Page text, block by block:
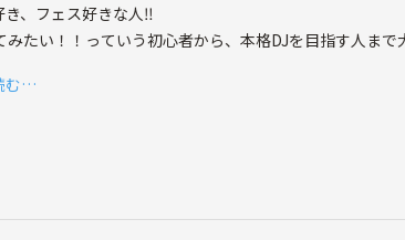
よろしくお願いします。
き、フェス好きな人‼️
みたい！！っていう初心者から、本格DJを目指す人ま
ぶりにDJいじり始めたのでくそ下手くそです笑
ンビニでお酒買ってみんなで楽しくできたら嬉しいです！
はクラブ貸し切ってイベントできたら最高です！
む…